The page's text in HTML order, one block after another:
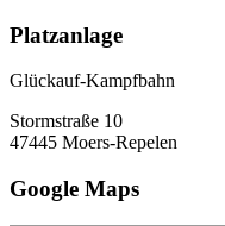
Platzanlage
Glückauf-Kampfbahn
Stormstraße 10
47445 Moers-Repelen
Google Maps